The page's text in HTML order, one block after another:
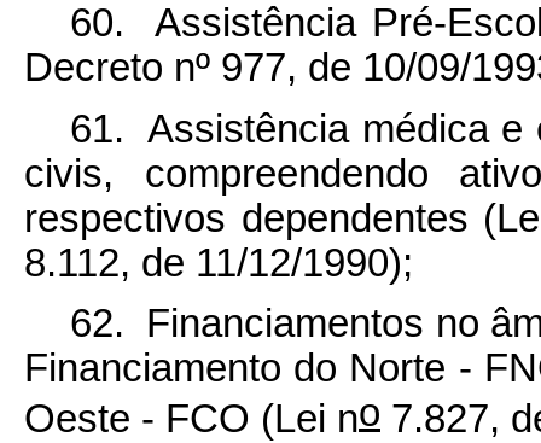
60. Assistência Pré-
Decreto nº 977, de 10/09/
61. Assistência médica e
civis, compreendendo
respectivos dependentes (
8.112, de 11/12/1990);
62. Financiamentos no
Financiamento do Norte -
Oeste - FCO (Lei no 7.827,